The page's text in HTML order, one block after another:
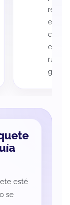
cada
es
ruta
guía
esté
se